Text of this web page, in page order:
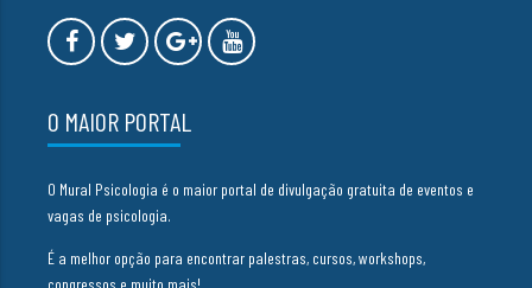
O MAIOR PORTAL
O Mural Psicologia é o maior portal de divulgação gratuita de eventos e
vagas de psicologia.
É a melhor opção para encontrar palestras, cursos, workshops,
congressos e muito mais!